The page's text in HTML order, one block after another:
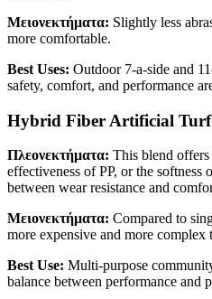
Μειονεκτήματα: Slightly less
more comfortable.
Best Uses: Outdoor 7-a-side and
safety, comfort, and performance
Hybrid Fiber Artificial
Πλεονεκτήματα: This blend
effectiveness of PP, or the softness
between wear resistance and
Μειονεκτήματα: Compared to
more expensive and more complex
Best Use: Multi-purpose
balance between performance and